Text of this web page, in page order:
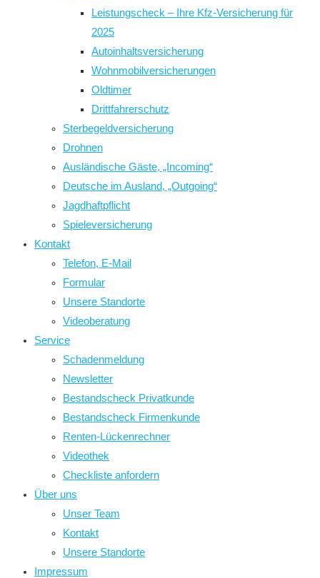
Leistungscheck – Ihre Kfz-Versicherung für
2025
Autoinhaltsversicherung
Wohnmobilversicherungen
Oldtimer
Drittfahrerschutz
Sterbegeldversicherung
Drohnen
Ausländische Gäste, „Incoming“
Deutsche im Ausland, „Outgoing“
Jagdhaftpflicht
Spieleversicherung
Kontakt
Telefon, E-Mail
Formular
Unsere Standorte
Videoberatung
Service
Schadenmeldung
Newsletter
Bestandscheck Privatkunde
Bestandscheck Firmenkunde
Renten-Lückenrechner
Videothek
Checkliste anfordern
Über uns
Unser Team
Kontakt
Unsere Standorte
Impressum